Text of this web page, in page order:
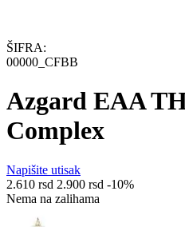
ŠIFRA:
00000_CFBB
Azgard EAA
Complex
Napišite utisak
2.610 rsd 2.900 rsd -10%
Nema na zalihama